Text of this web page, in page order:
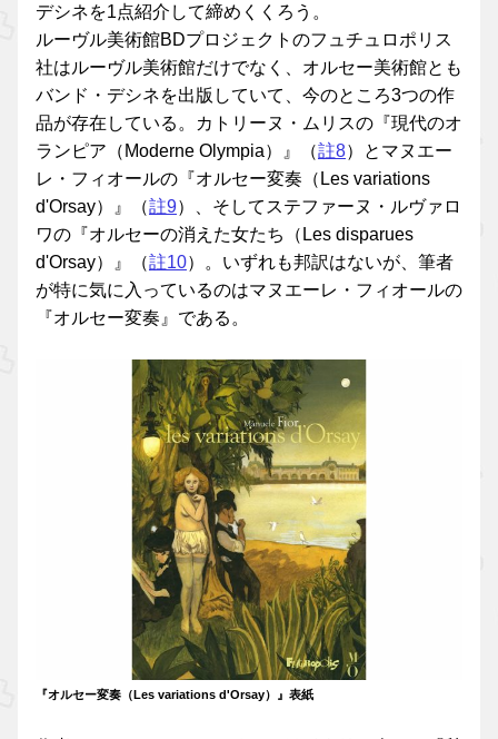
デシネを1点紹介して締めくくろう。
ルーヴル美術館BDプロジェクトのフュチュロポリス
社はルーヴル美術館だけでなく、オルセー美術館とも
バンド・デシネを出版していて、今のところ3つの作
品が存在している。カトリーヌ・ムリスの『現代のオ
ランピア（Moderne Olympia）』（註8）とマヌエー
レ・フィオールの『オルセー変奏（Les variations
d'Orsay）』（註9）、そしてステファーヌ・ルヴァロ
ワの『オルセーの消えた女たち（Les disparues
d'Orsay）』（註10）。いずれも邦訳はないが、筆者
が特に気に入っているのはマヌエーレ・フィオールの
『オルセー変奏』である。
『オルセー変奏（Les variations d'Orsay）』表紙